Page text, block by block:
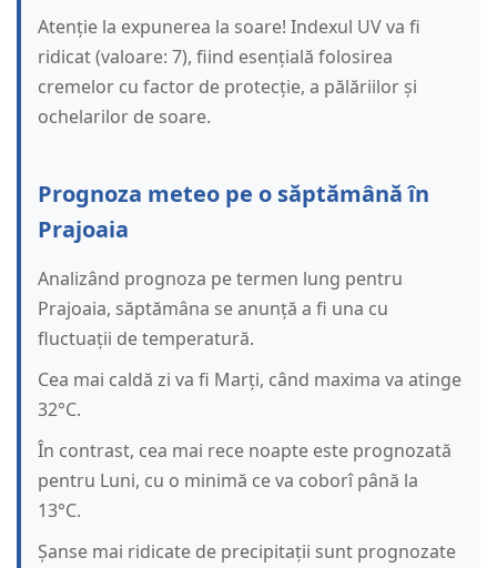
Atenție la expunerea la soare! Indexul UV va fi
ridicat (valoare: 7), fiind esențială folosirea
cremelor cu factor de protecție, a pălăriilor și
ochelarilor de soare.
Prognoza meteo pe o săptămână în
Prajoaia
Analizând prognoza pe termen lung pentru
Prajoaia, săptămâna se anunță a fi una cu
fluctuații de temperatură.
Cea mai caldă zi va fi Marți, când maxima va atinge
32°C.
În contrast, cea mai rece noapte este prognozată
pentru Luni, cu o minimă ce va coborî până la
13°C.
Șanse mai ridicate de precipitații sunt prognozate